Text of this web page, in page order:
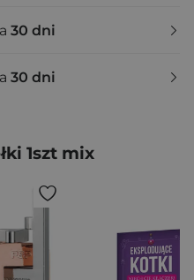
30 dni
30 dni
1szt mix